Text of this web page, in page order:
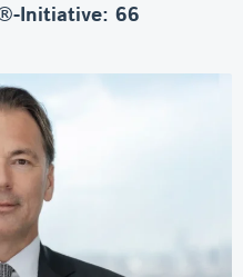
Initiative: 66